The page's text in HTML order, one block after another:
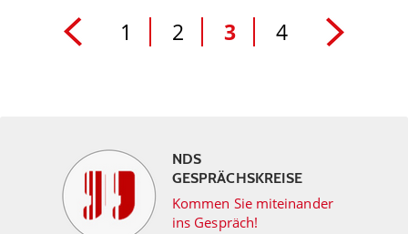
1 2 3 4
NDS
GESPRÄCHSKREISE
Kommen Sie miteinander
ins Gespräch!